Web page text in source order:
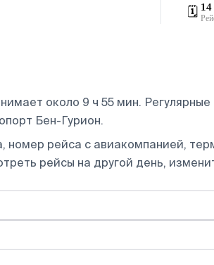
🗓️
около 9 ч 55 мин.
Бен-Гурион.
рейса с авиакомпанией,
рейсы на другой день,